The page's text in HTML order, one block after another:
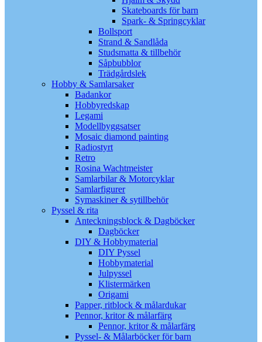
Skateboards för barn
Spark- & Springcyklar
Bollsport
Strand & Sandlåda
Studsmatta & tillbehör
Såpbubblor
Trädgårdslek
Hobby & Samlarsaker
Badankor
Hobbyredskap
Legami
Modellbyggsatser
Mosaic diamond painting
Radiostyrt
Retro
Rosina Wachtmeister
Samlarbilar & Motorcyklar
Samlarfigurer
Symaskiner & sytillbehör
Pyssel & rita
Anteckningsblock & Dagböcker
Dagböcker
DIY & Hobbymaterial
DIY Pyssel
Hobbymaterial
Julpyssel
Klistermärken
Origami
Papper, ritblock & målardukar
Pennor, kritor & målarfärg
Pennor, kritor & målarfärg
Pyssel- & Målarböcker för barn